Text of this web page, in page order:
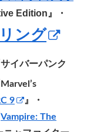
Edition』・
ング
イバーパンク
9
』・
Vampire: The